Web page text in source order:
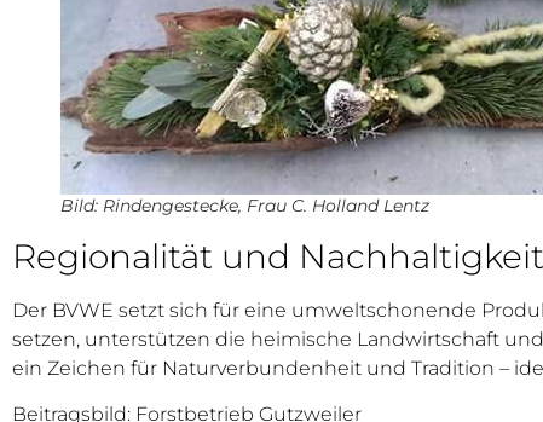
Bild: Rindengestecke, Frau C. Holland Lentz
Regionalität und
Der BVWE setzt sich für eine umweltschonende
setzen, unterstützen die heimische Landwirtschaft
ein Zeichen für Naturverbundenheit und Tradition –
Beitragsbild: Forstbetrieb Gutzweiler